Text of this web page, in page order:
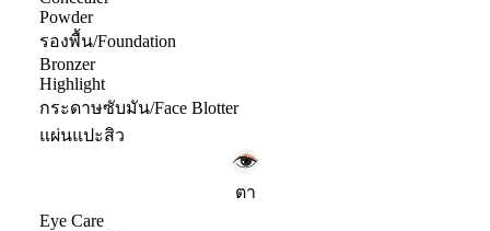
Powder
รองพื้น/Foundation
Bronzer
Highlight
กระดาษซับมัน/Face Blotter
แผ่นแปะสิว
ตา
Eye Care